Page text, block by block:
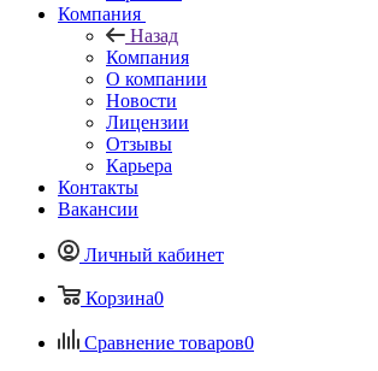
Компания
Назад
Компания
О компании
Новости
Лицензии
Отзывы
Карьера
Контакты
Вакансии
Личный кабинет
Корзина0
Сравнение товаров0